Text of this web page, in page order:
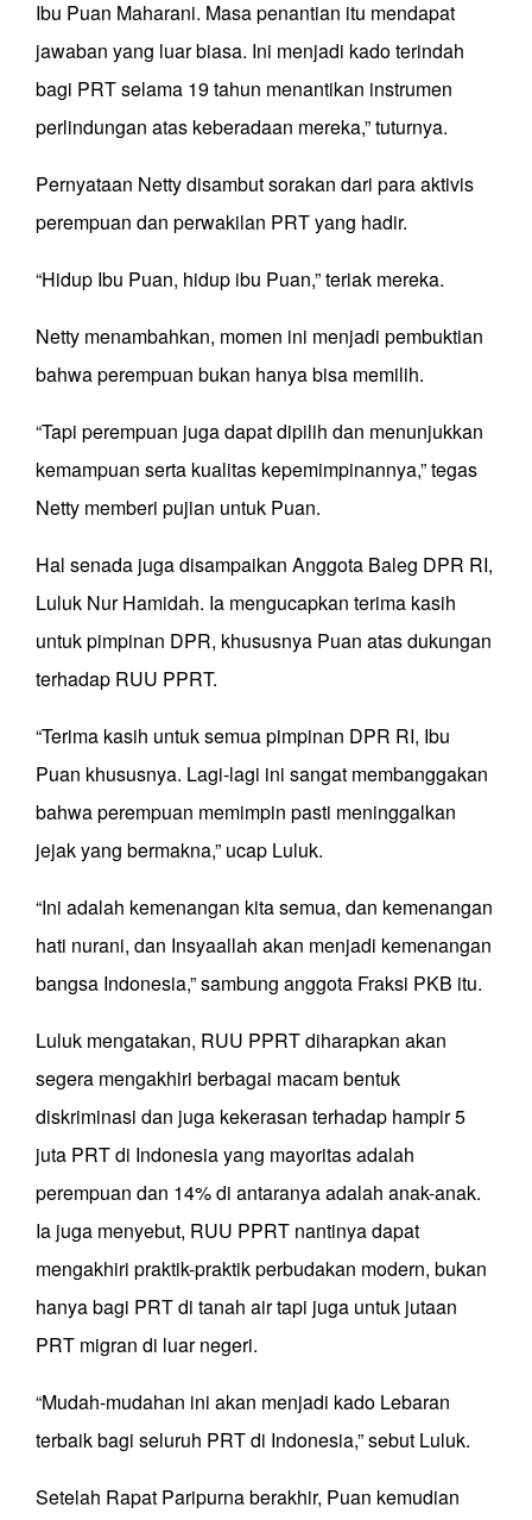
Ibu Puan Maharani. Masa penantian itu mendapat
jawaban yang luar biasa. Ini menjadi kado terindah
bagi PRT selama 19 tahun menantikan instrumen
perlindungan atas keberadaan mereka,” tuturnya.
Pernyataan Netty disambut sorakan dari para aktivis
perempuan dan perwakilan PRT yang hadir.
“Hidup Ibu Puan, hidup ibu Puan,” teriak mereka.
Netty menambahkan, momen ini menjadi pembuktian
bahwa perempuan bukan hanya bisa memilih.
“Tapi perempuan juga dapat dipilih dan menunjukkan
kemampuan serta kualitas kepemimpinannya,” tegas
Netty memberi pujian untuk Puan.
Hal senada juga disampaikan Anggota Baleg DPR RI,
Luluk Nur Hamidah. Ia mengucapkan terima kasih
untuk pimpinan DPR, khususnya Puan atas dukungan
terhadap RUU PPRT.
“Terima kasih untuk semua pimpinan DPR RI, Ibu
Puan khususnya. Lagi-lagi ini sangat membanggakan
bahwa perempuan memimpin pasti meninggalkan
jejak yang bermakna,” ucap Luluk.
“Ini adalah kemenangan kita semua, dan kemenangan
hati nurani, dan Insyaallah akan menjadi kemenangan
bangsa Indonesia,” sambung anggota Fraksi PKB itu.
Luluk mengatakan, RUU PPRT diharapkan akan
segera mengakhiri berbagai macam bentuk
diskriminasi dan juga kekerasan terhadap hampir 5
juta PRT di Indonesia yang mayoritas adalah
perempuan dan 14% di antaranya adalah anak-anak.
Ia juga menyebut, RUU PPRT nantinya dapat
mengakhiri praktik-praktik perbudakan modern, bukan
hanya bagi PRT di tanah air tapi juga untuk jutaan
PRT migran di luar negeri.
“Mudah-mudahan ini akan menjadi kado Lebaran
terbaik bagi seluruh PRT di Indonesia,” sebut Luluk.
Setelah Rapat Paripurna berakhir, Puan kemudian